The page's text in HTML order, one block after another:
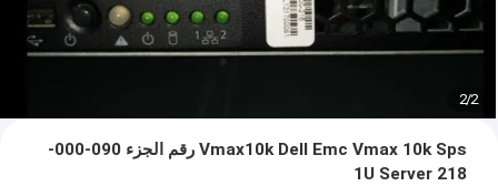
2
/
2
Vmax10k Dell Emc Vmax 10k Sps رقم الجزء 090-000-
218 1U Server